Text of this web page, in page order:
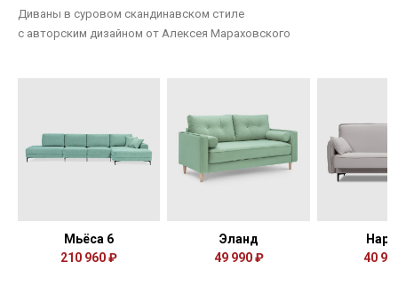
Диваны в суровом скандинавском стиле
с авторским дизайном от Алексея Мараховского
Мьёса 6
210 960 ₽
Эланд
49 990 ₽
40